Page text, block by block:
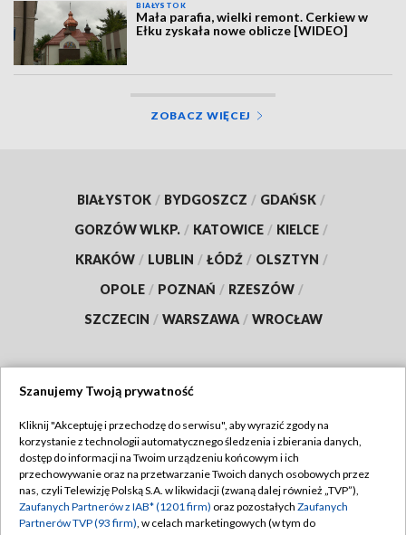
BIAŁYSTOK
Mała parafia, wielki remont. Cerkiew w
Ełku zyskała nowe oblicze [WIDEO]
ZOBACZ WIĘCEJ
BIAŁYSTOK / BYDGOSZCZ / GDAŃSK /
GORZÓW WLKP. / KATOWICE / KIELCE /
KRAKÓW / LUBLIN / ŁÓDŹ / OLSZTYN /
OPOLE / POZNAŃ / RZESZÓW /
SZCZECIN / WARSZAWA / WROCŁAW
TVP
Abonament TVP
Emisja w TVP
Regulamin TVP
Polityka prywatności
Szanujemy Twoją prywatność
Kliknij "Akceptuję i przechodzę do serwisu", aby wyrazić zgody na
korzystanie z technologii automatycznego śledzenia i zbierania danych,
dostęp do informacji na Twoim urządzeniu końcowym i ich
przechowywanie oraz na przetwarzanie Twoich danych osobowych przez
nas, czyli Telewizję Polską S.A. w likwidacji (zwaną dalej również „TVP”),
Zaufanych Partnerów z IAB* (1201 firm) oraz pozostałych Zaufanych
Partnerów TVP (93 firm), w celach marketingowych (w tym do